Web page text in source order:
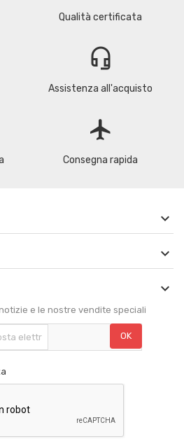
Qualità certificata
headset_mic
Assistenza all'acquisto
flight
Consegna rapida



e le nostre vendite speciali